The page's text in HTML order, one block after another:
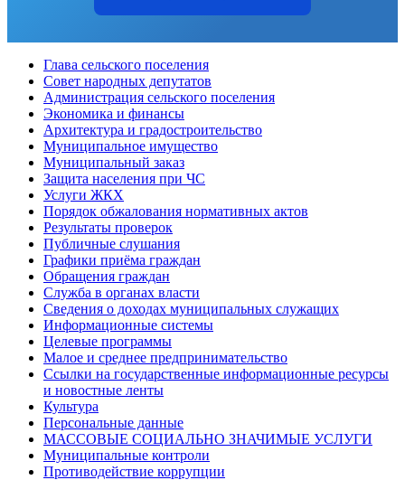
Глава сельского поселения
Совет народных депутатов
Администрация сельского поселения
Экономика и финансы
Архитектура и градостроительство
Муниципальное имущество
Муниципальный заказ
Защита населения при ЧС
Услуги ЖКХ
Порядок обжалования нормативных актов
Результаты проверок
Публичные слушания
Графики приёма граждан
Обращения граждан
Служба в органах власти
Сведения о доходах муниципальных служащих
Информационные системы
Целевые программы
Малое и среднее предпринимательство
Ссылки на государственные информационные ресурсы
и новостные ленты
Культура
Персональные данные
МАССОВЫЕ СОЦИАЛЬНО ЗНАЧИМЫЕ УСЛУГИ
Муниципальные контроли
Противодействие коррупции